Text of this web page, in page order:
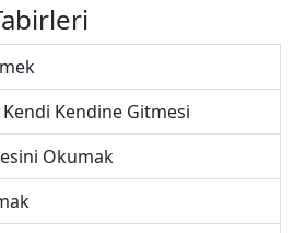
Kendi Kendine Gitmesi
Okumak